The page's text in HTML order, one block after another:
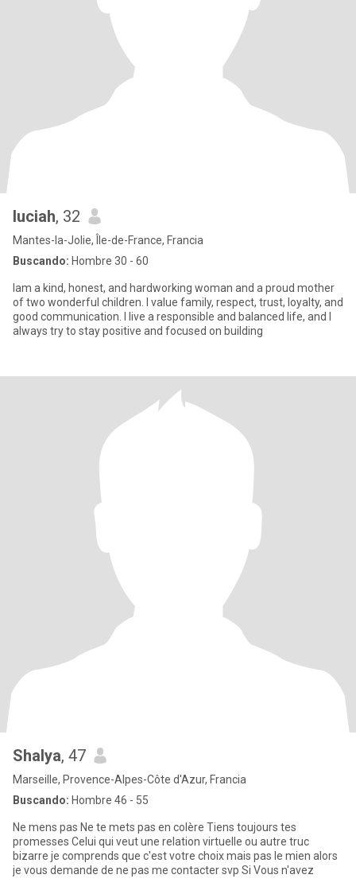
luciah, 32
Mantes-la-Jolie, Île-de-France, Francia
Buscando: Hombre 30 - 60
Iam a kind, honest, and hardworking woman and a proud mother
of two wonderful children. I value family, respect, trust, loyalty, and
good communication. I live a responsible and balanced life, and I
always try to stay positive and focused on building
Shalya, 47
Marseille, Provence-Alpes-Côte d'Azur, Francia
Buscando: Hombre 46 - 55
Ne mens pas Ne te mets pas en colère Tiens toujours tes
promesses Celui qui veut une relation virtuelle ou autre truc
bizarre je comprends que c'est votre choix mais pas le mien alors
je vous demande de ne pas me contacter svp Si Vous n'avez